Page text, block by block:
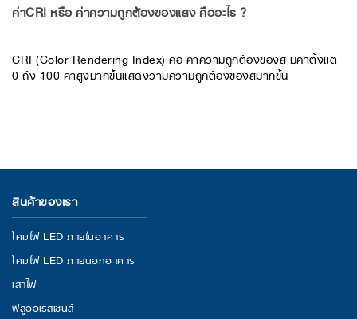
ค่าCRI หรือ ค่าความถูกต้องของแสง คืออะไร ?
​CRI (Color Rendering Index) คือ ค่าความถูกต้องของสี มีค่าตั้งแต่
0 ถึง 100 ค่าสูงมากขึ้นแสดงว่ามีความถูกต้องของสีมากขึ้น
สินค้าของเรา
โคมไฟ LED ภายในอาคาร
โคมไฟ LED ภายนอกอาคาร
เสาไฟ
ฟลูออเรสเซนส์